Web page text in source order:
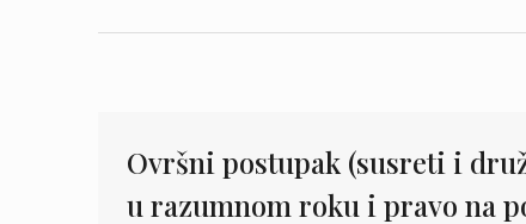
Ovršni postupak (susreti i
u razumnom roku i pravo na